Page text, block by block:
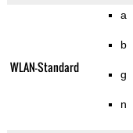
WLAN-Standard
a
b
g
n